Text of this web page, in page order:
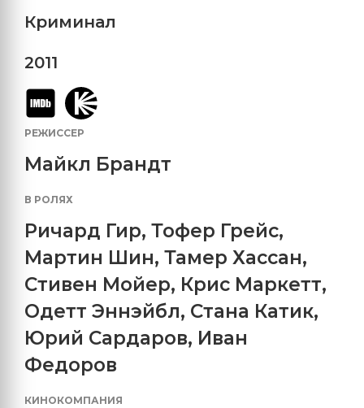
Криминал
2011
РЕЖИССЕР
Майкл Брандт
В РОЛЯХ
Ричард Гир, Тофер Грейс,
Мартин Шин, Тамер Хассан,
Стивен Мойер, Крис Маркетт,
Одетт Эннэйбл, Стана Катик,
Юрий Сардаров, Иван
Федоров
КИНОКОМПАНИЯ